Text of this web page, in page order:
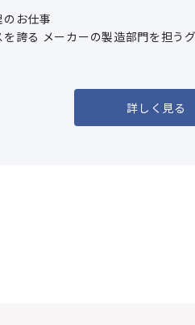
お仕事
誇る メーカーの製造部門を担う
けています。
ら調達する幅広い商材の品質維持
していただきます。
詳しく見る